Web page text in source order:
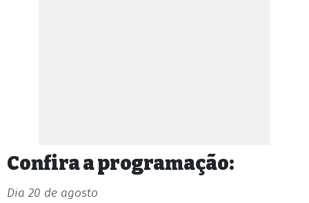
Confira a programação:
Dia 20 de agosto